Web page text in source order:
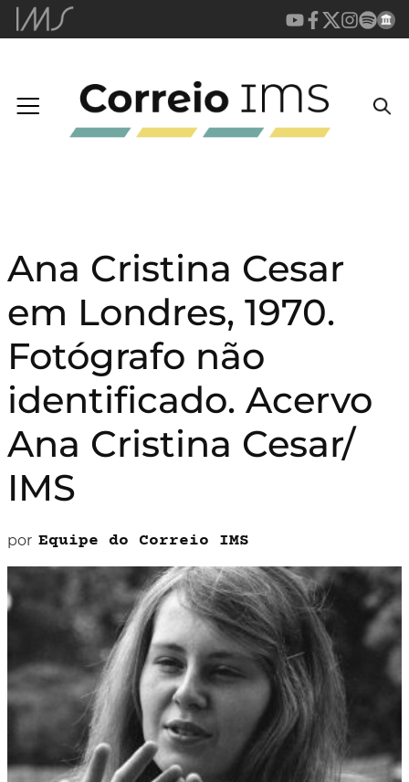
Ana Cristina Cesar
em Londres, 1970.
Fotógrafo não
identificado. Acervo
Ana Cristina Cesar/
IMS
por Equipe do Correio IMS